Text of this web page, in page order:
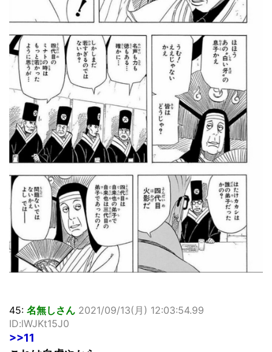
45: 名無しさん 2021/09/13(月) 12:03:54.99
ID:lWJKt15J0
>>11